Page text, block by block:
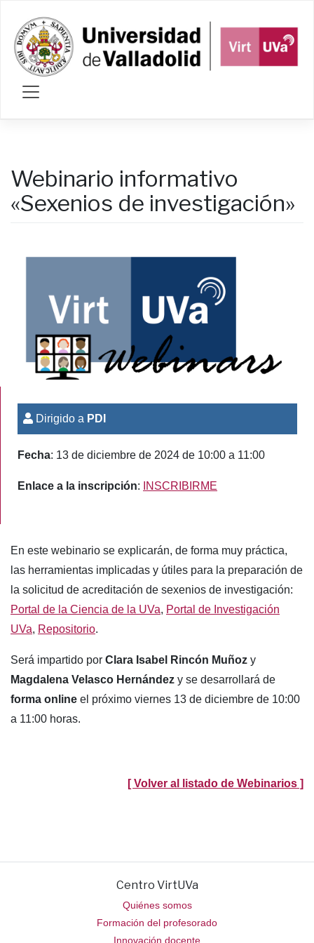
contenido
Webinario informativo
«Sexenios de investigación»
Dirigido a PDI
Fecha: 13 de diciembre de 2024 de 10:00 a 11:00
Enlace a la inscripción: INSCRIBIRME
En este webinario se explicarán, de forma muy práctica,
las herramientas implicadas y útiles para la preparación de
la solicitud de acreditación de sexenios de investigación:
Portal de la Ciencia de la UVa, Portal de Investigación
UVa, Repositorio.
Será impartido por Clara Isabel Rincón Muñoz y
Magdalena Velasco Hernández y se desarrollará de
forma online el próximo viernes 13 de diciembre de 10:00
a 11:00 horas.
[ Volver al listado de Webinarios ]
Centro VirtUVa
Quiénes somos
Formación del profesorado
Innovación docente